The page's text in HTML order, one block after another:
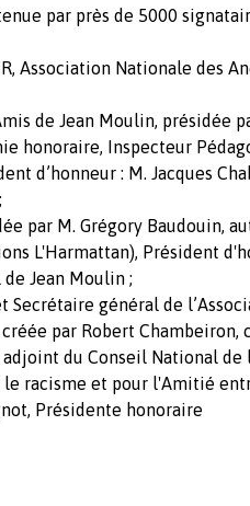
par près de 5000
Association Nationale des
de Jean Moulin, présidée
honoraire, Inspecteur
d’honneur : M. Jacques
par M. Grégory Baudouin,
L'Harmattan), Président
Jean Moulin ;
Secrétaire général de
par Robert Chambeiron,
du Conseil National de
le racisme et pour l'Amitié
Présidente honoraire